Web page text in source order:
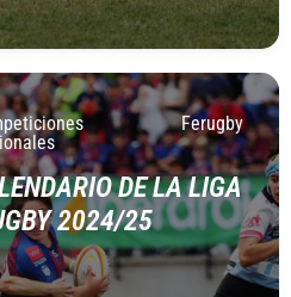
Ferugby
DE LA LIGA
2024/25